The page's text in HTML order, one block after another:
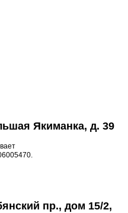
Якиманка, д. 39
пр., дом 15/2,